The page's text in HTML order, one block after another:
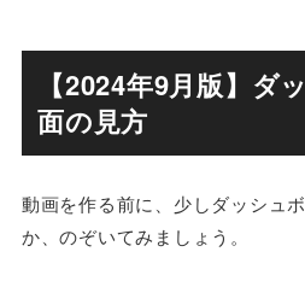
【2024年9月版】ダ
面の見方
動画を作る前に、少しダッシュ
か、のぞいてみましょう。